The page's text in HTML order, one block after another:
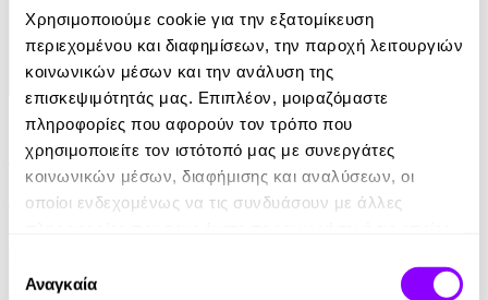
Χρησιμοποιούμε cookie για την εξατομίκευση
περιεχομένου και διαφημίσεων, την παροχή λειτουργιών
κοινωνικών μέσων και την ανάλυση της
επισκεψιμότητάς μας. Επιπλέον, μοιραζόμαστε
πληροφορίες που αφορούν τον τρόπο που
χρησιμοποιείτε τον ιστότοπό μας με συνεργάτες
κοινωνικών μέσων, διαφήμισης και αναλύσεων, οι
οποίοι ενδεχομένως να τις συνδυάσουν με άλλες
των υπηρεσιών τους.
συγκατάθεσης
Αναγκαία
Audiobook • 1 Credit
Το Σαμοβάρι με τα Παραμύθια - Η Μύτη
Nikolai Gogol